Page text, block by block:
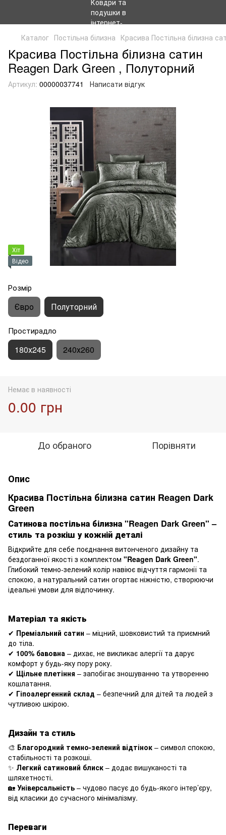
Каталог Постільна білизна Красива Постільна білизна
Красива Постільна білизна сатин
Reagen Dark Green , Полуторний
Артикул: 00000037741 Написати відгук
Хіт
Відео
Розмір
Євро Полуторний
Простирадло
180х245 240х260
Немає в наявності
0.00 грн
До обраного Порівняти
Опис
Красива Постільна білизна сатин Reagen Dark
Green
Сатинова постільна білизна "Reagen Dark Green" –
стиль та розкіш у кожній деталі
Відкрийте для себе поєднання витонченого дизайну та
бездоганної якості з комплектом "Reagen Dark Green".
Глибокий темно-зелений колір навіює відчуття гармонії та
спокою, а натуральний сатин огортає ніжністю, створюючи
ідеальні умови для відпочинку.
Матеріал та якість
✔ Преміальний сатин – міцний, шовковистий та приємний
до тіла.
✔ 100% бавовна – дихає, не викликає алергії та дарує
комфорт у будь-яку пору року.
✔ Щільне плетіння – запобігає зношуванню та утворенню
кошлатання.
✔ Гіпоалергенний склад – безпечний для дітей та людей з
чутливою шкірою.
Дизайн та стиль
🎨 Благородний темно-зелений відтінок – символ спокою,
стабільності та розкоші.
✨ Легкий сатиновий блиск – додає вишуканості та
шляхетності.
🏡 Універсальність – чудово пасує до будь-якого інтер’єру,
від класики до сучасного мінімалізму.
Переваги